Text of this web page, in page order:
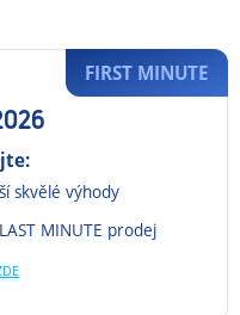
skvělé výhody
MINUTE prodej
FIRST MINUTE